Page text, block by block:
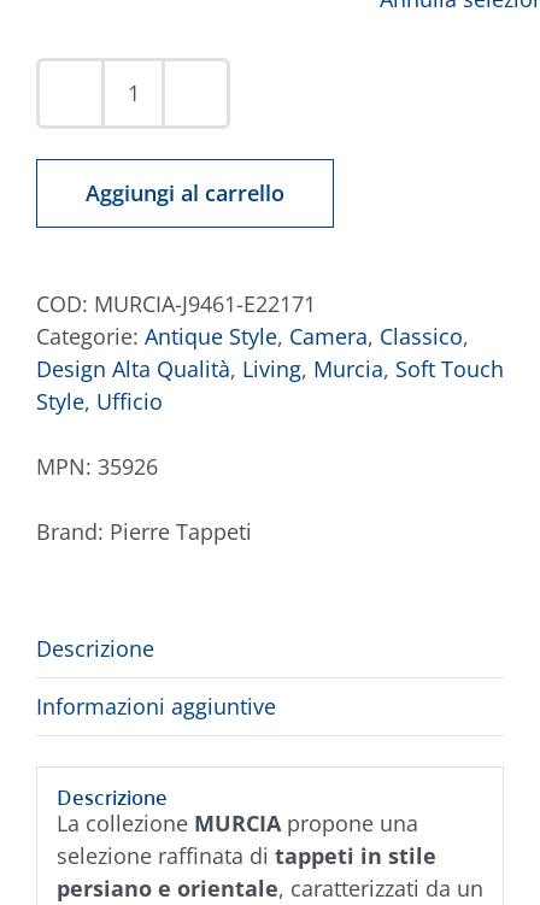
Tappeto
E22171
quantità
Aggiungi al carrello
COD: MURCIA-J9461-E22171
Categorie: Antique Style, Camera, Classico,
Design Alta Qualità, Living, Murcia, Soft Touch
Style, Ufficio
MPN: 35926
Brand: Pierre Tappeti
Descrizione
Informazioni aggiuntive
Descrizione
La collezione MURCIApropone una
selezione raffinata di tappeti in stile
persiano e orientale, caratterizzati da un